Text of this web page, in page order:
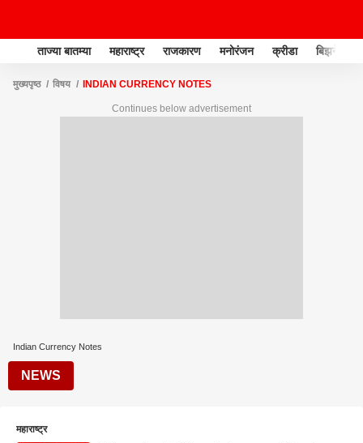
ताज्या बातम्या महाराष्ट्र राजकारण मनोरंजन क्रीडा बिझनेस
मुख्यपृष्ठ विषय INDIAN CURRENCY NOTES
Continues below advertisement
Indian Currency Notes
NEWS
महाराष्ट्र